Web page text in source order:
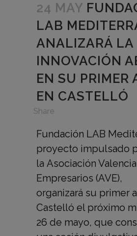
24 MAY
LAB
ANALIZARÁ LA
INNOVACIÓN
EN SU PRIMER
EN CASTELLÓ
Share
Fundación LAB
proyecto impulsado
la Asociación
Empresarios (AVE),
organizará su primer
Castelló el próximo
26 de mayo, que